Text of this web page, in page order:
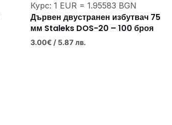
Курс: 1 EUR = 1.95583 BGN
Дървен двустранен избутвач 75
мм Staleks DOS-20 – 100 броя
3.00€ / 5.87 лв.